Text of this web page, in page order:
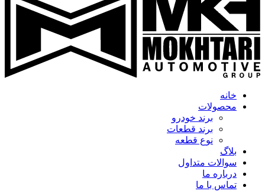
خانه
محصولات
برند خودرو
برند قطعات
نوع قطعه
بلاگ
سوالات متداول
درباره ما
تماس با ما